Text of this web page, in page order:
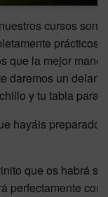
cursos son
prácticos,
que la mejor
daremos un
y tu tabla para
hayáis
que os habrá
perfectamente